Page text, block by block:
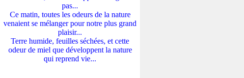
pas...
Ce matin, toutes les odeurs de la nature
venaient se mélanger pour notre plus grand
plaisir...
Terre humide, feuilles séchées, et cette
odeur de miel que développent la nature
qui reprend vie...